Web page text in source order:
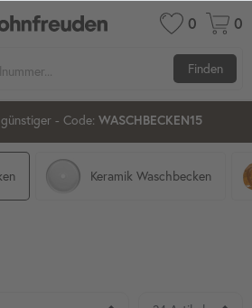
0 0
Finden
03 04 22
cm20%günstiger- Code:XXL-20
Keramik Waschbecken